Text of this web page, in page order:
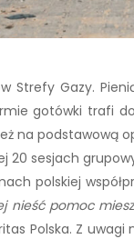
Strefy Gazy.
gotówki trafi do
na podstawową
sesjach
polskiej
nieść pomoc
Polska. Z